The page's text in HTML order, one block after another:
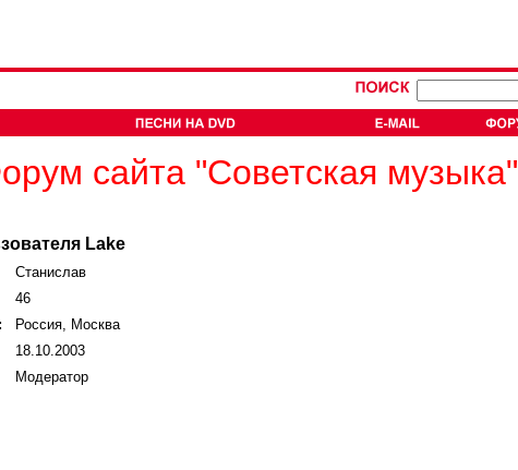
сайта "Советская музыка"
Lake
Станислав
46
Россия, Москва
18.10.2003
Модератор